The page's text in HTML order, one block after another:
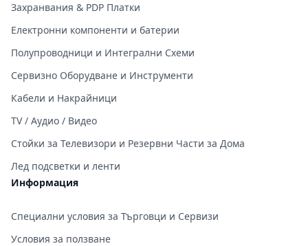
Захранвания & PDP Платки
Електронни компоненти и батерии
Полупроводници и Интегрални Схеми
Сервизно Оборудване и Инструменти
Кабели и Накрайници
TV / Аудио / Видео
Стойки за Телевизори и Резервни Части за Дома
Лед подсветки и ленти
Информация
Специални условия за Търговци и Сервизи
Условия за ползване